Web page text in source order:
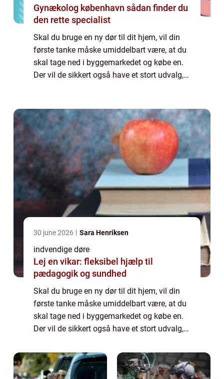
Gynækolog københavn sådan finder du
den rette specialist
Skal du bruge en ny dør til dit hjem, vil din
første tanke måske umiddelbart være, at du
skal tage ned i byggemarkedet og købe en.
Der vil de sikkert også have et stort udvalg,
30 june 2026 Sara Henriksen
indvendige døre
Lej en vikar: fleksibel hjælp til
pædagogik og sundhed
Skal du bruge en ny dør til dit hjem, vil din
første tanke måske umiddelbart være, at du
skal tage ned i byggemarkedet og købe en.
Der vil de sikkert også have et stort udvalg,